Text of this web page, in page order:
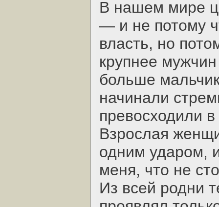
В нашем мире
— и не потому
власть, но
крупнее
больше
начинали
превосходили
Взрослая
одним ударом,
меня, что не
Из всей родни